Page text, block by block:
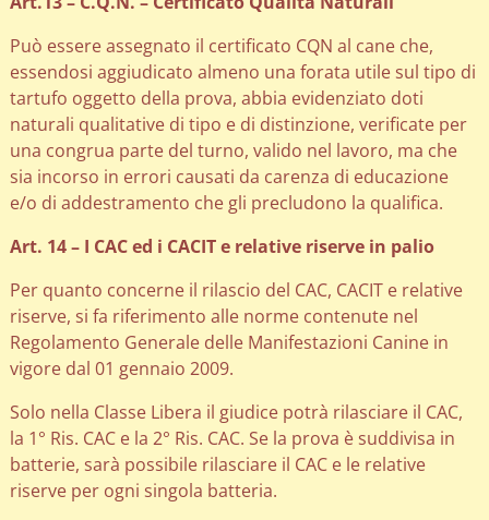
Può essere assegnato il certificato CQN al cane che,
essendosi aggiudicato almeno una forata utile sul tipo di
tartufo oggetto della prova, abbia evidenziato doti
naturali qualitative di tipo e di distinzione, verificate per
una congrua parte del turno, valido nel lavoro, ma che
sia incorso in errori causati da carenza di educazione
e/o di addestramento che gli precludono la qualifica.
Art. 14 – I CAC ed i CACIT e relative riserve in palio
Per quanto concerne il rilascio del CAC, CACIT e relative
riserve, si fa riferimento alle norme contenute nel
Regolamento Generale delle Manifestazioni Canine in
vigore dal 01 gennaio 2009.
Solo nella Classe Libera il giudice potrà rilasciare il CAC,
la 1° Ris. CAC e la 2° Ris. CAC. Se la prova è suddivisa in
batterie, sarà possibile rilasciare il CAC e le relative
riserve per ogni singola batteria.